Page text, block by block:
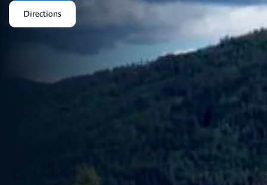
Directions